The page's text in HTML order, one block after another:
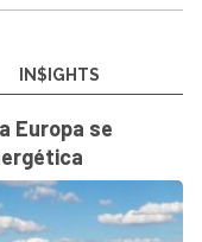
IN$IGHTS
Europa se